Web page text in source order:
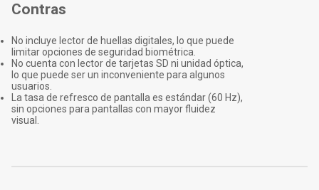
Contras
No incluye lector de huellas digitales, lo que puede
limitar opciones de seguridad biométrica.
No cuenta con lector de tarjetas SD ni unidad óptica,
lo que puede ser un inconveniente para algunos
usuarios.
La tasa de refresco de pantalla es estándar (60 Hz),
sin opciones para pantallas con mayor fluidez
visual.